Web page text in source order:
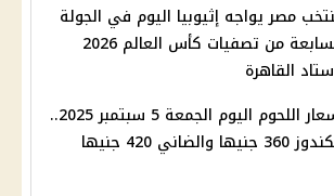
مصر يواجه إثيوبيا اليوم في الجولة
السابعة من تصفيات كأس العالم 2026
القاهرة
أسعار اللحوم اليوم الجمعة 5 سبتمبر 2025..
جنيها والضاني 420 جنيها